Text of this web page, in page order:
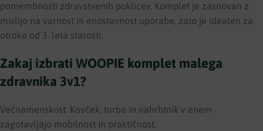
pomembnosti zdravstvenih poklicev. Komplet je zasnovan z
mislijo na varnost in enostavnost uporabe, zato je idealen za
otroke od 3. leta starosti.
Zakaj izbrati WOOPIE komplet malega
zdravnika 3v1?
Večnamenskost: Kovček, torba in nahrbtnik v enem
zagotavljajo mobilnost in praktičnost.